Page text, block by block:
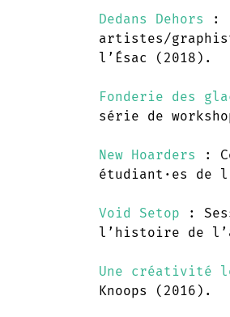
Dedans Dehors
:
artistes/
l’Ésac (2018).
Fonderie des
série de
New Hoarders
:
étudiant·es de
Void Setop :
l’histoire de
Une créativité
Knoops (2016).